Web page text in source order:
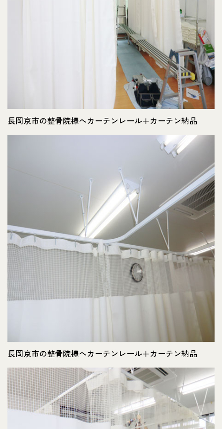
長岡京市の整骨院様へカーテンレール+カーテン納品
長岡京市の整骨院様へカーテンレール+カーテン納品